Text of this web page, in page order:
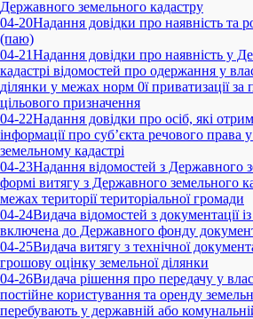
Державного земельного кадастру
04-20Надання довідки про наявність та
(паю)
04-21Надання довідки про наявність у
кадастрі відомостей про одержання у
ділянки у межах норм 0ї приватизації за
цільового призначення
04-22Надання довідки про осіб, які
інформації про суб’єкта речового
земельному кадастрі
04-23Надання відомостей з Державного
формі витягу з Державного земельного
межах території територіальної громади
04-24Видача відомостей з документації
включена до Державного фонду
04-25Видача витягу з технічної
грошову оцінку земельної ділянки
04-26Видача рішення про передачу у
постійне користування та оренду
перебувають у державній або